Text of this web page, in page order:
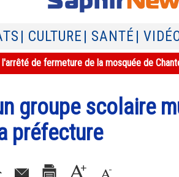
| CULTURE | SANTÉ |
de fermeture de la mosquée de
groupe scolaire
préfecture